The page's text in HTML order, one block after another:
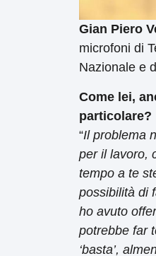
Gian Piero
microfoni di
Nazionale e
Come lei,
particolare?
“Il problema
per il lavoro,
tempo a te
possibilità di
ho avuto
potrebbe far
‘basta’,